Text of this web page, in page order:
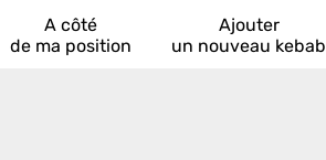
A côté
de ma position
Ajouter
un nouveau kebab